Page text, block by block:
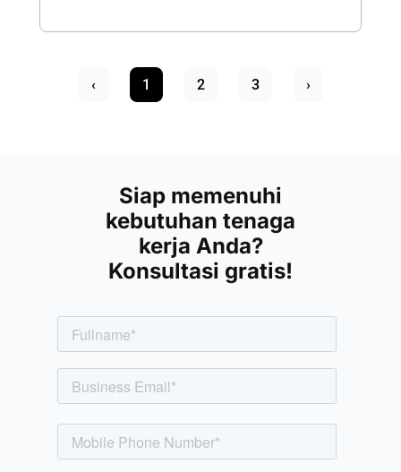
‹ 1 2 3 ›
Siap memenuhi
kebutuhan tenaga
kerja Anda?
Konsultasi gratis!